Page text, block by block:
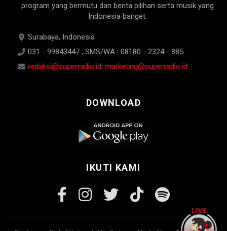
program yang bermutu dan berita pilihan serta musik yang
Indonesia banget.
Surabaya, Indonesia
031 - 99843447 , SMS/WA : 08180 - 2324 - 885
redaksi@superradio.id, marketing@superradio.id
DOWNLOAD
IKUTI KAMI